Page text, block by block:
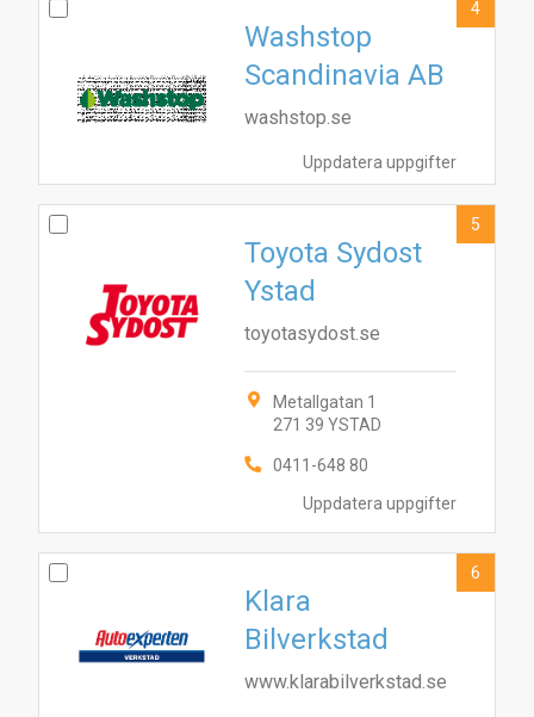
Uppdatera uppgifter
Washstop
Scandinavia AB
washstop.se
4
Uppdatera uppgifter
Toyota Sydost
Ystad
toyotasydost.se
Metallgatan 1
271 39 YSTAD
0411-648 80
5
Klara
Bilverkstad
www.klarabilverkstad.se
6
1
2
3
5